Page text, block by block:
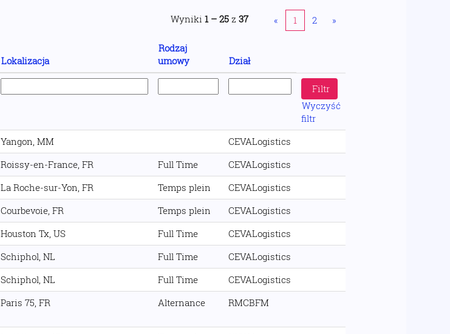
Wyniki 1 – 25 z 37 « 1 2 »
Lokalizacja
Rodzaj
umowy
Dział
Wyczyść
filtr
Yangon, MM
CEVALogistics
Roissy-en-France, FR Full Time
CEVALogistics
La Roche-sur-Yon, FR Temps plein
CEVALogistics
Courbevoie, FR Temps plein
CEVALogistics
Houston Tx, US Full Time
CEVALogistics
Schiphol, NL Full Time
CEVALogistics
Schiphol, NL Full Time
CEVALogistics
Paris 75, FR Alternance RMCBFM